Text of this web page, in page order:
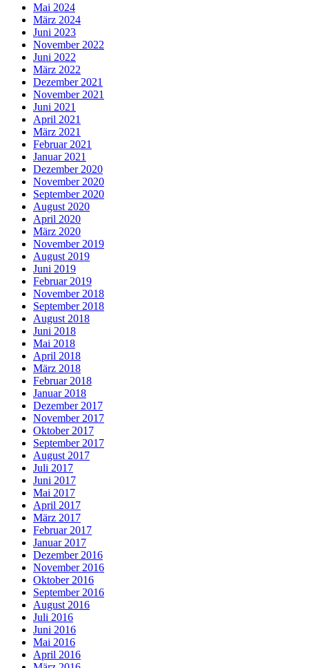
Mai 2024
März 2024
Juni 2023
November 2022
Juni 2022
März 2022
Dezember 2021
November 2021
Juni 2021
April 2021
März 2021
Februar 2021
Januar 2021
Dezember 2020
November 2020
September 2020
August 2020
April 2020
März 2020
November 2019
August 2019
Juni 2019
Februar 2019
November 2018
September 2018
August 2018
Juni 2018
Mai 2018
April 2018
März 2018
Februar 2018
Januar 2018
Dezember 2017
November 2017
Oktober 2017
September 2017
August 2017
Juli 2017
Juni 2017
Mai 2017
April 2017
März 2017
Februar 2017
Januar 2017
Dezember 2016
November 2016
Oktober 2016
September 2016
August 2016
Juli 2016
Juni 2016
Mai 2016
April 2016